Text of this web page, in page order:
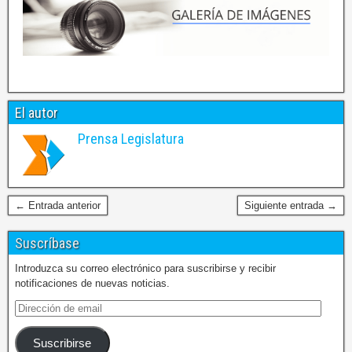
El autor
Prensa Legislatura
← Entrada anterior Siguiente entrada →
Suscríbase
Introduzca su correo electrónico para suscribirse y recibir
notificaciones de nuevas noticias.
Suscribirse